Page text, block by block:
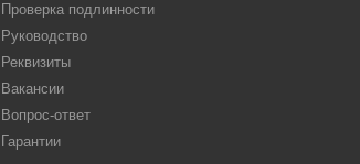
Проверка подлинности
Руководство
Реквизиты
Вакансии
Вопрос-ответ
Гарантии